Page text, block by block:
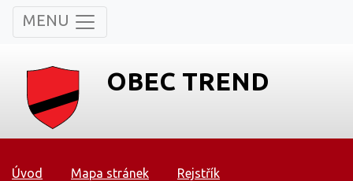
MENU
OBEC TREND
Úvod Mapa stránek Rejstřík